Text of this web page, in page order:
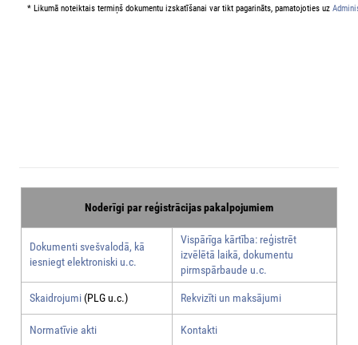
* Likumā noteiktais termiņš dokumentu izskatīšanai var tikt pagarināts, pamatojoties uz
Noderīgi par reģistrācijas pakalpojumiem
Dokumenti svešvalodā, kā
iesniegt elektroniski u.c.
Vispārīga kārtība: reģistrēt
izvēlētā laikā, dokumentu
pirmspārbaude u.c.
Skaidrojumi(PLG u.c.) Rekvizīti un maksājumi
Normatīvie akti Kontakti